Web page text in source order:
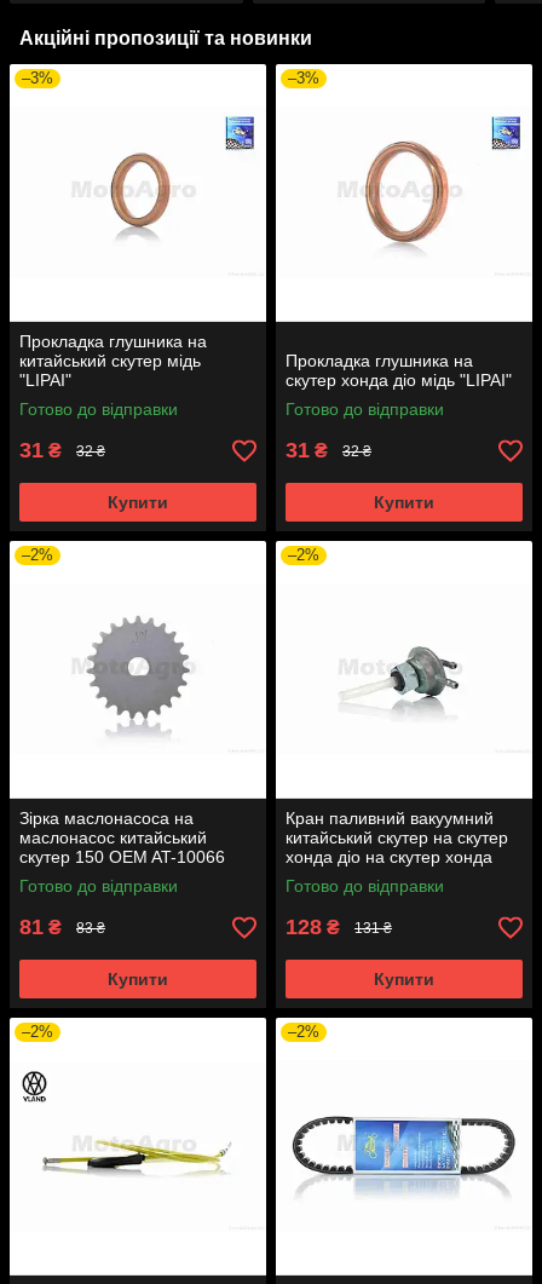
Акційні пропозиції та новинки
–3%
Прокладка глушника на
китайський скутер мідь
"LIPAI"
Готово до відправки
31 ₴ 32 ₴
Купити
–3%
Прокладка глушника на
скутер хонда діо мідь "LIPAI"
Готово до відправки
31 ₴ 32 ₴
Купити
–2%
Зірка маслонасоса на
маслонасос китайський
скутер 150 OEM AT-10066
Готово до відправки
81 ₴ 83 ₴
Купити
–2%
Кран паливний вакуумний
китайський скутер на скутер
хонда діо на скутер хонда
такт AF24 вкручується M16
AT-7074
Готово до відправки
128 ₴ 131 ₴
Купити
–2% –2%